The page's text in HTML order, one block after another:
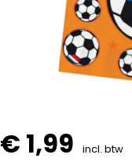
€ 1,99 incl. btw